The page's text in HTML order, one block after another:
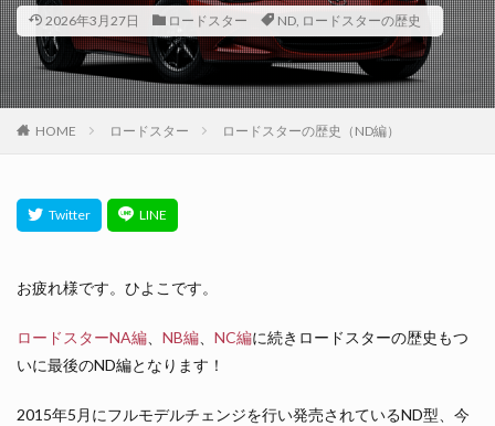
2026年3月27日 ロードスター ND, ロードスターの歴史
HOME ロードスター ロードスターの歴史（ND編）
お疲れ様です。ひよこです。
ロードスターNA編 NB編 NC編に続きロードスターの歴史もつ
いに最後のND編となります！
2015年5月にフルモデルチェンジを行い発売されているND型、今